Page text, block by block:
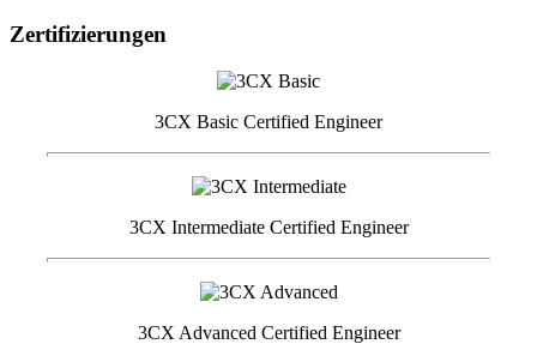
Zertifizierungen
3CX Basic Certified Engineer
3CX Intermediate Certified Engineer
3CX Advanced Certified Engineer